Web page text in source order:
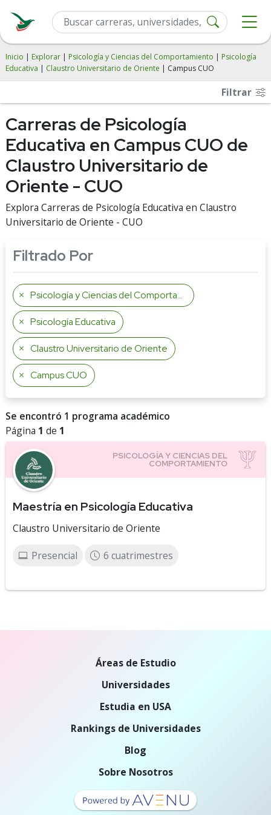
Inicio | Explorar | Psicología y Ciencias del Comportamiento | Psicología
Educativa | Claustro Universitario de Oriente | Campus CUO
Filtrar
Carreras de Psicología
Educativa en Campus CUO de
Claustro Universitario de
Oriente - CUO
Explora Carreras de Psicología Educativa en Claustro
Universitario de Oriente - CUO
Filtrado Por
Psicología y Ciencias del Comportamiento
Psicología Educativa
Claustro Universitario de Oriente
Campus CUO
Se encontró 1 programa académico
Página 1 de 1
Maestría en Psicología Educativa
Claustro Universitario de Oriente
Presencial 6 cuatrimestres
Áreas de Estudio
Universidades
Estudia en USA
Rankings de Universidades
Blog
Sobre Nosotros